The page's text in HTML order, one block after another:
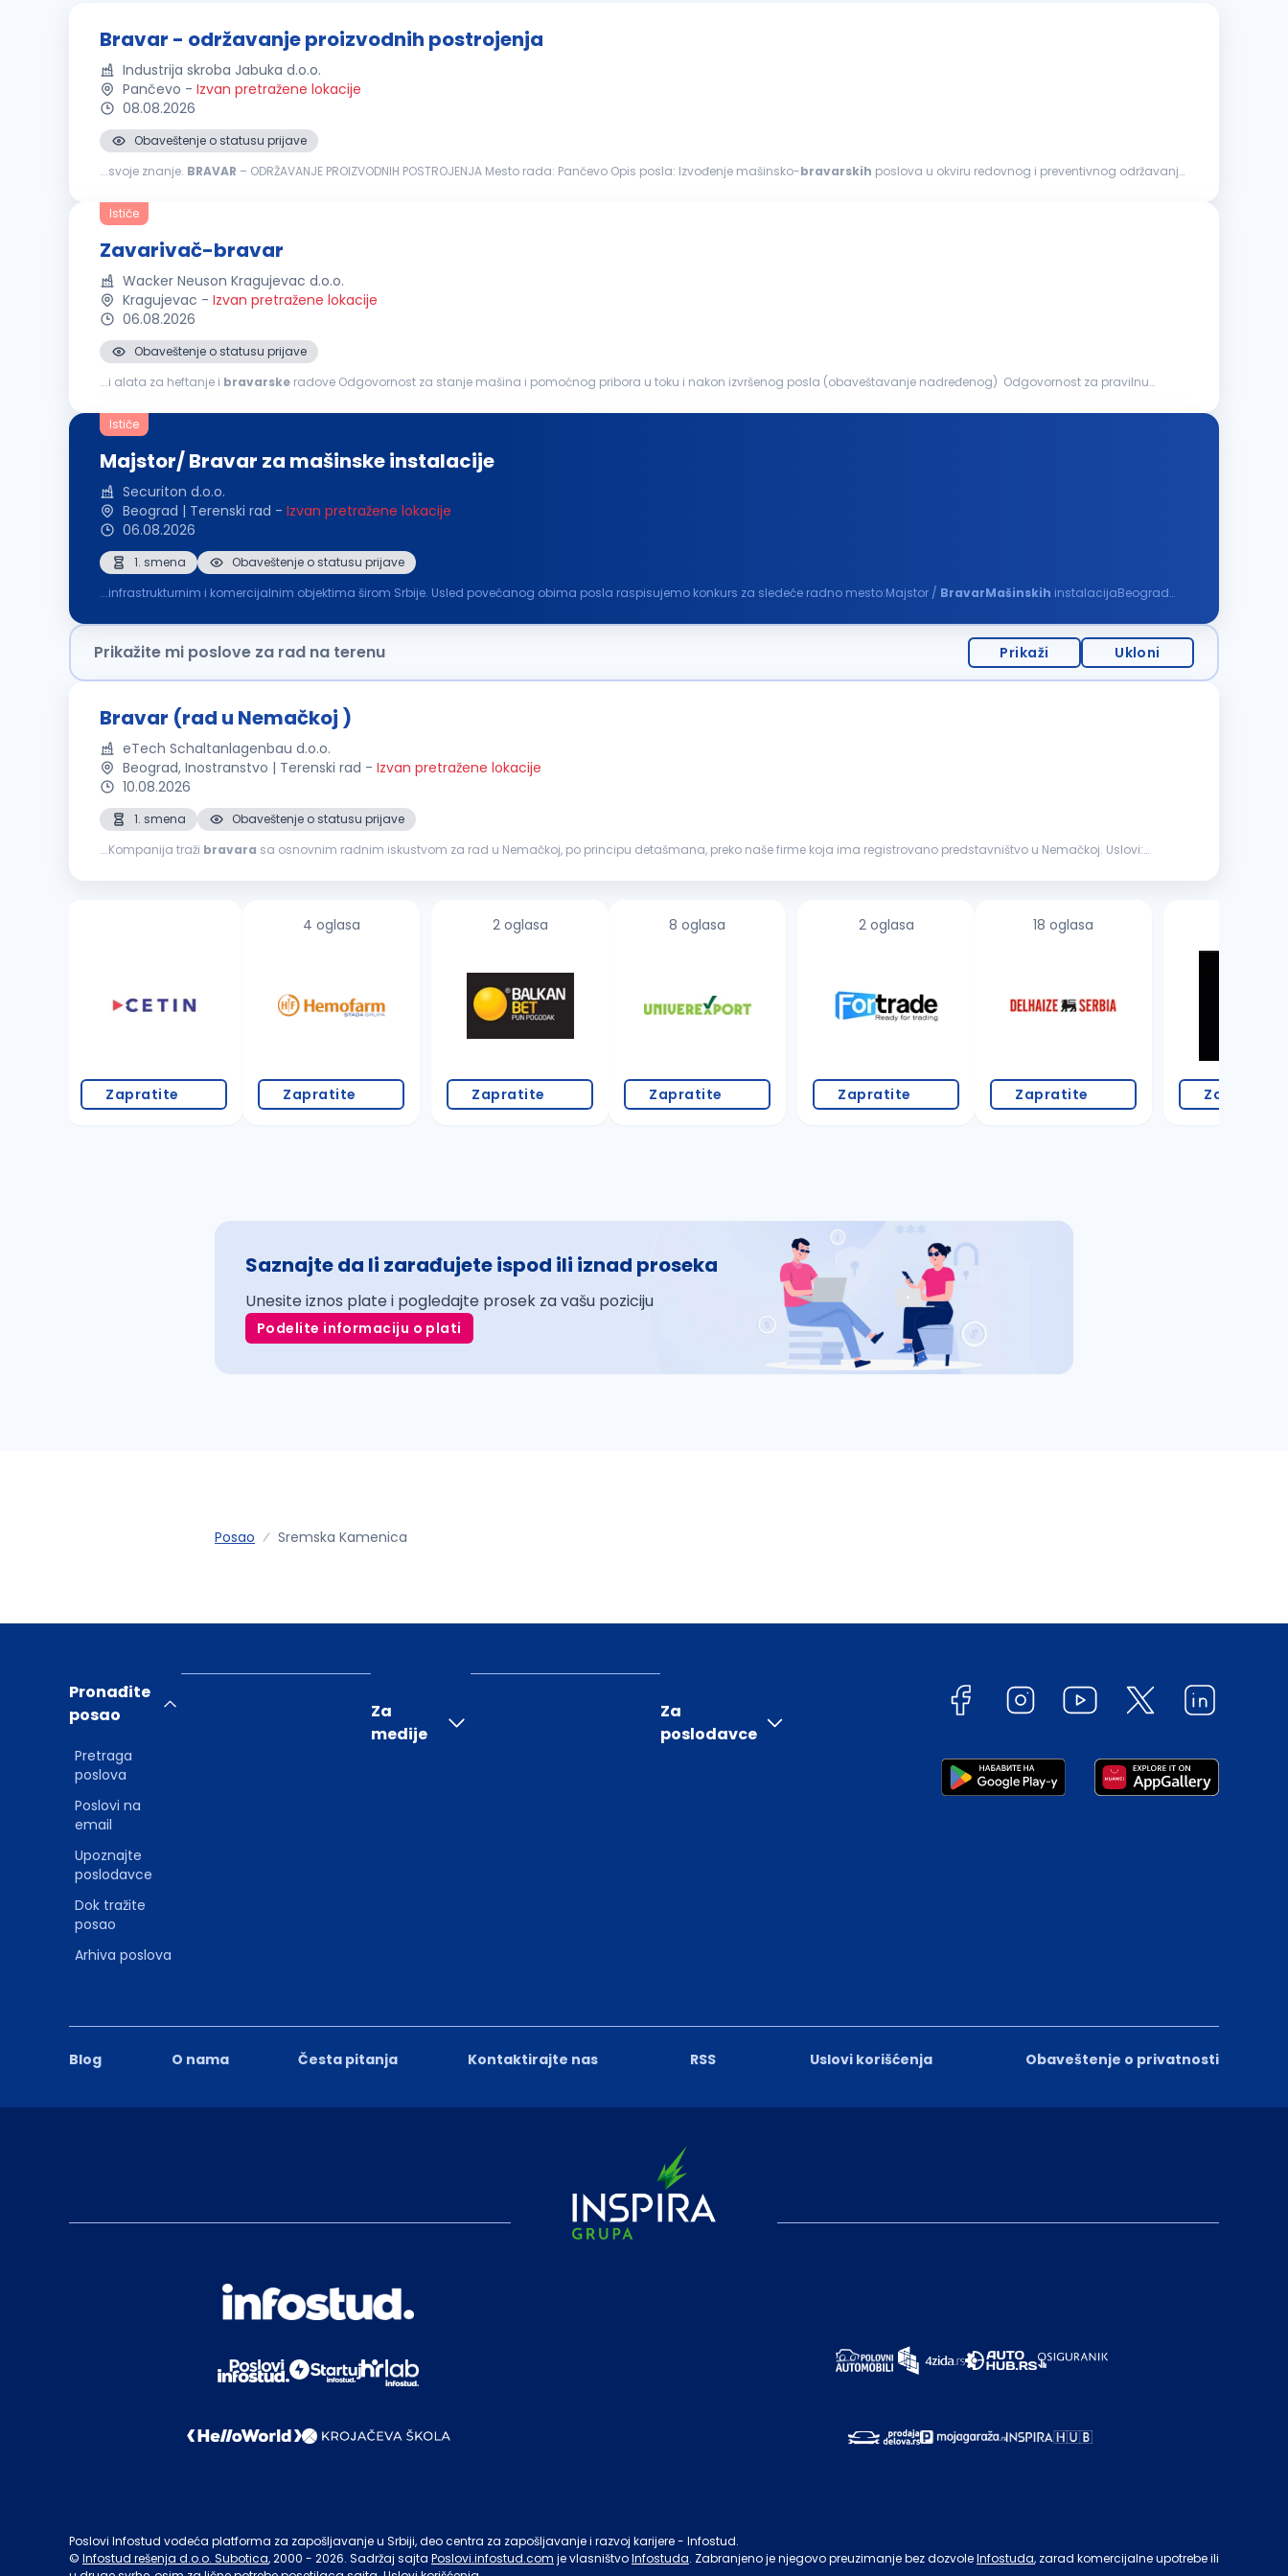
Bravar - održavanje proizvodnih postrojenja
Industrija skroba Jabuka d.o.o.
Pančevo - Izvan pretražene lokacije
08.08.2026
Obaveštenje o statusu prijave
...svoje znanje. BRAVAR – ODRŽAVANJE PROIZVODNIH POSTROJENJA Mesto rada: Pančevo Opis posla: Izvođenje mašinsko-bravarskih poslova u okviru redovnog i preventivnog održavanja
Ističe
Zavarivač-bravar
Wacker Neuson Kragujevac d.o.o.
Kragujevac - Izvan pretražene lokacije
06.08.2026
Obaveštenje o statusu prijave
...i alata za heftanje i bravarske radove Odgovornost za stanje mašina i pomoćnog pribora u toku i nakon izvršenog posla (obaveštavanje nadređenog) Odgovornost za pravilnu
Ističe
Majstor/ Bravar za mašinske instalacije
Securiton d.o.o.
Beograd | Terenski rad - Izvan pretražene lokacije
06.08.2026
1. smena
Obaveštenje o statusu prijave
...infrastrukturnim i komercijalnim objektima širom Srbije. Usled povećanog obima posla raspisujemo konkurs za sledeće radno mesto:Majstor / BravarMašinskih instalacijaBeograd
Prikažite mi poslove za rad na terenu Prikaži Ukloni
Bravar (rad u Nemačkoj )
eTech Schaltanlagenbau d.o.o.
Beograd, Inostranstvo | Terenski rad - Izvan pretražene lokacije
10.08.2026
1. smena
Obaveštenje o statusu prijave
...Kompanija traži bravara sa osnovnim radnim iskustvom za rad u Nemačkoj, po principu detašmana, preko naše firme koja ima registrovano predstavništvo u Nemačkoj. Uslovi:
Zapratite
4 oglasa
Zapratite
2 oglasa
Zapratite
8 oglasa
Zapratite
2 oglasa
Zapratite
18 oglasa
Zapratite Zapratite
Saznajte da li zarađujete ispod ili iznad proseka
Unesite iznos plate i pogledajte prosek za vašu poziciju
Podelite informaciju o plati
Posao Sremska Kamenica
Blog O nama Česta pitanja Kontaktirajte nas RSS Uslovi korišćenja Obaveštenje o privatnosti
Pronađite
posao
Pretraga
poslova
Poslovi na
email
Upoznajte
poslodavce
Dok tražite
posao
Arhiva poslova
Za
medije
Za
poslodavce
Poslovi Infostud vodeća platforma za zapošljavanje u Srbiji, deo centra za zapošljavanje i razvoj karijere - Infostud.
© Infostud rešenja d.o.o. Subotica, 2000 - 2026. Sadržaj sajta Poslovi.infostud.com je vlasništvoInfostuda. Zabranjeno je njegovo preuzimanje bez dozvoleInfostuda, zarad komercijalne upotrebe ili